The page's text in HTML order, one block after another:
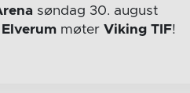
søndag 30. august
Elverummøter Viking TIF!